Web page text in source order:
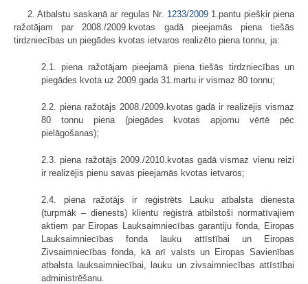
2. Atbalstu saskaņā ar regulas Nr. 1233/20091.pantu piešķir piena
ražotājam par 2008./2009.kvotas gadā pieejamās piena tiešās
tirdzniecības un piegādes kvotas ietvaros realizēto piena tonnu, ja:
2.1. piena ražotājam pieejamā piena tiešās tirdzniecības un
piegādes kvota uz 2009.gada 31.martu ir vismaz 80 tonnu;
2.2. piena ražotājs 2008./2009.kvotas gadā ir realizējis vismaz
80 tonnu piena (piegādes kvotas apjomu vērtē pēc
pielāgošanas);
2.3. piena ražotājs 2009./2010.kvotas gadā vismaz vienu reizi
ir realizējis pienu savas pieejamās kvotas ietvaros;
2.4. piena ražotājs ir reģistrēts Lauku atbalsta dienesta
(turpmāk – dienests) klientu reģistrā atbilstoši normatīvajiem
aktiem par Eiropas Lauksaimniecības garantiju fonda, Eiropas
Lauksaimniecības fonda lauku attīstībai un Eiropas
Zivsaimniecības fonda, kā arī valsts un Eiropas Savienības
atbalsta lauksaimniecībai, lauku un zivsaimniecības attīstībai
administrēšanu.